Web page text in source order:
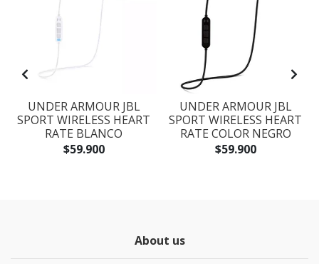
UNDER ARMOUR JBL
SPORT WIRELESS HEART
RATE BLANCO
$59.900
UNDER ARMOUR JBL
SPORT WIRELESS HEART
RATE COLOR NEGRO
$59.900
About us